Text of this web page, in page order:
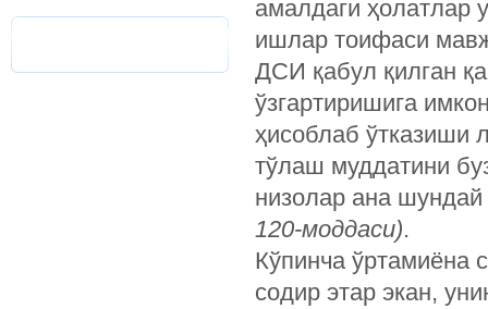
амалдаги ҳолатлар
ишлар тоифаси
ДСИ қабул қилган
ўзгартиришига
ҳисоблаб ўтказиши
тўлаш муддатини
низолар ана
120-моддаси).
Кўпинча ўртамиёна
содир этар экан,